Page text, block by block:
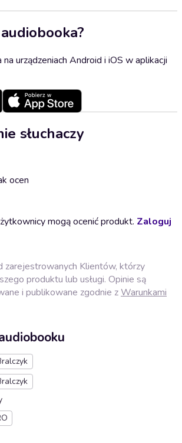
na urządzeniach Android i iOS w aplikacji
słuchaczy
ocen
mogą ocenić produkt. Zaloguj
zarejestrowanych Klientów, którzy
produktu lub usługi. Opinie są
i publikowane zgodnie zWarunkami